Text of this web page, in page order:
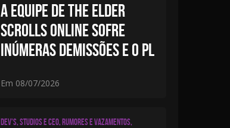
A EQUIPE DE THE ELDER
SCROLLS ONLINE SOFRE
INÚMERAS DEMISSÕES E O PL
Em 08/07/2026
Dev's, studios e CEO, Rumores e Vazamentos,